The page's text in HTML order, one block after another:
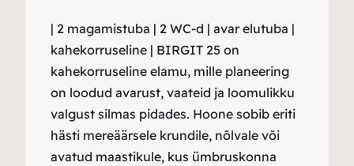
| 2 magamistuba | 2 WC-d | avar elutuba |
kahekorruseline | BIRGIT 25 on
kahekorruseline elamu, mille planeering
on loodud avarust, vaateid ja loomulikku
valgust silmas pidades. Hoone sobib eriti
hästi mereäärsele krundile, nõlvale või
avatud maastikule, kus ümbruskonna